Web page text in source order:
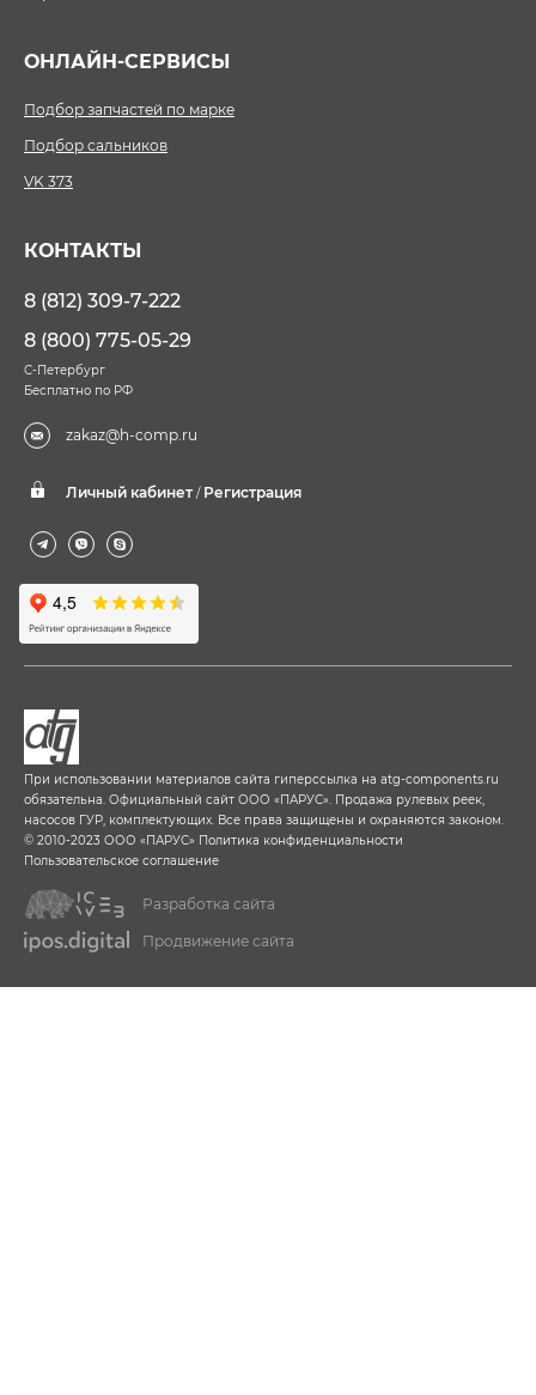
ОНЛАЙН-СЕРВИСЫ
Подбор запчастей по марке
Подбор сальников
VK 373
КОНТАКТЫ
8 (812) 309-7-222
8 (800) 775-05-29
С-Петербург
Бесплатно по РФ
zakaz@h-comp.ru
Личный кабинет / Регистрация
При использовании материалов сайта гиперссылка на atg-components.ru
обязательна. Официальный сайт ООО «ПАРУС». Продажа рулевых реек,
насосов ГУР, комплектующих. Все права защищены и охраняются законом.
© 2010-2023 ООО «ПАРУС» Политика конфиденциальности
Пользовательское соглашение
Разработка сайта
Продвижение сайта